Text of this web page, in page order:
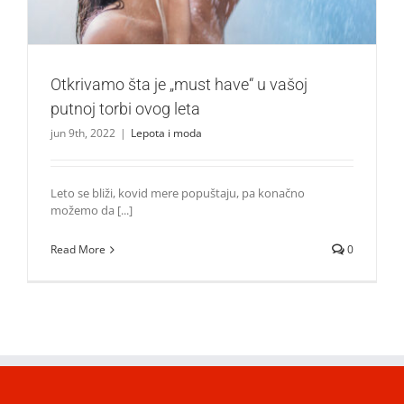
Otkrivamo šta je „must have“ u vašoj
putnoj torbi ovog leta
jun 9th, 2022 | Lepota i moda
Leto se bliži, kovid mere popuštaju, pa konačno
možemo da [...]
Read More 0